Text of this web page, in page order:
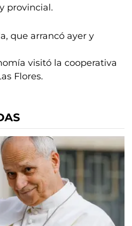
provincial.
que arrancó ayer y
visitó la cooperativa
Flores.